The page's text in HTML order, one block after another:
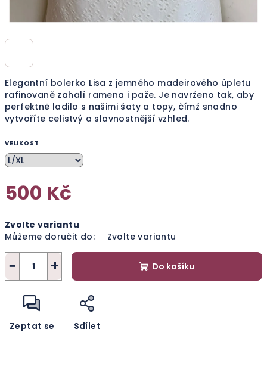
Elegantní bolerko Lisa z jemného madeirového úpletu
rafinovaně zahalí ramena i paže. Je navrženo tak, aby
perfektně ladilo s našimi šaty a topy, čímž snadno
vytvoříte celistvý a slavnostnější vzhled.
VELIKOST
500 Kč
cena:
Zvolte variantu
Můžeme doručit do:
Zvolte variantu
+
− Do košíku
Zeptat se Sdílet